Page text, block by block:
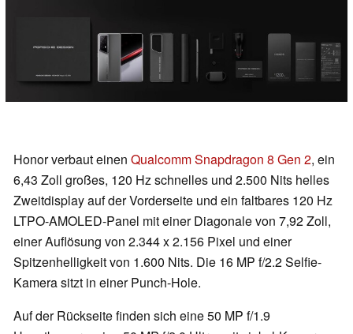
Honor verbaut einen Qualcomm Snapdragon 8 Gen 2, ein
6,43 Zoll großes, 120 Hz schnelles und 2.500 Nits helles
Zweitdisplay auf der Vorderseite und ein faltbares 120 Hz
LTPO-AMOLED-Panel mit einer Diagonale von 7,92 Zoll,
einer Auflösung von 2.344 x 2.156 Pixel und einer
Spitzenhelligkeit von 1.600 Nits. Die 16 MP f/2.2 Selfie-
Kamera sitzt in einer Punch-Hole.
Auf der Rückseite finden sich eine 50 MP f/1.9